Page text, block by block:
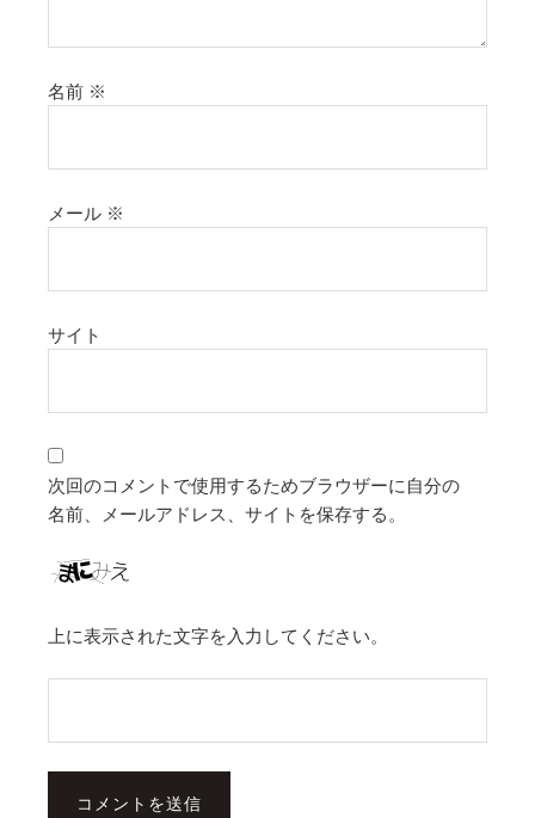
名前 ※
メール ※
サイト
次回のコメントで使用するためブラウザーに自分の
名前、メールアドレス、サイトを保存する。
上に表示された文字を入力してください。